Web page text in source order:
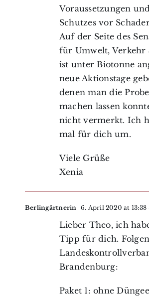
Voraussetzungen
Schutzes vor
Auf der Seite des
für Umwelt, Verkehr
ist unter Biotonne
neue Aktionstage
denen man die
machen lassen
nicht vermerkt. Ich
mal für dich um.
Viele Grüße
Xenia
Berlingärtnerin 6. April 2020 at 13:38
Lieber Theo, ich
Tipp für dich.
Brandenburg:
Paket 1: ohne